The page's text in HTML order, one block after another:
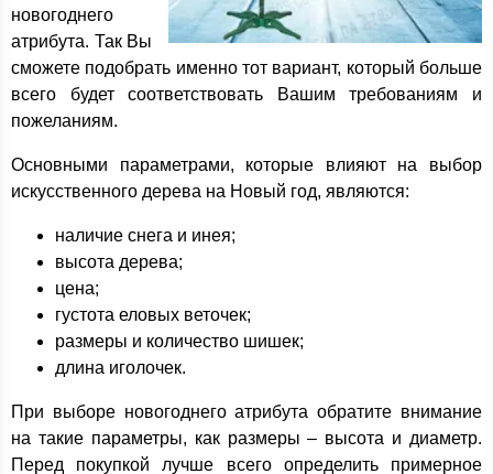
новогоднего
атрибута. Так Вы
сможете подобрать именно тот вариант, который больше
всего будет соответствовать Вашим требованиям и
пожеланиям.
Основными параметрами, которые влияют на выбор
искусственного дерева на Новый год, являются:
наличие снега и инея;
высота дерева;
цена;
густота еловых веточек;
размеры и количество шишек;
длина иголочек.
При выборе новогоднего атрибута обратите внимание
на такие параметры, как размеры – высота и диаметр.
Перед покупкой лучше всего определить примерное